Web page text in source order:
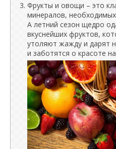
Фрукты и овощи – это
минералов,
А летний сезон щедро
вкуснейших фруктов,
утоляют жажду и дарят
и заботятся о красоте